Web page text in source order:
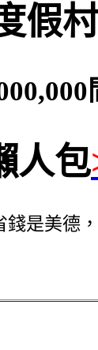
假
人包
是美德